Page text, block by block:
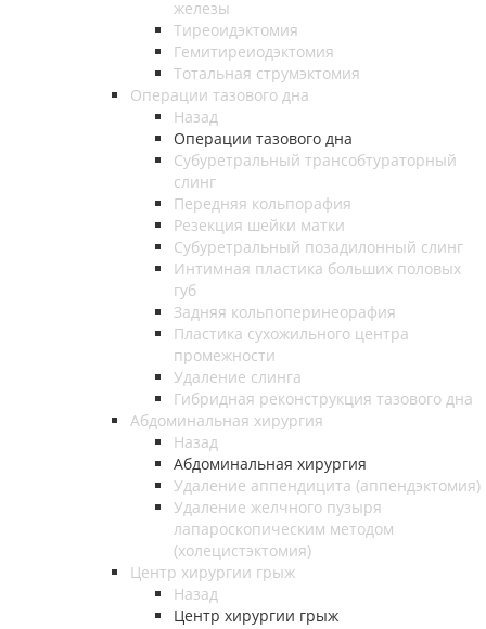
железы
Тиреоидэктомия
Гемитиреиодэктомия
Тотальная струмэктомия
Операции тазового дна
Назад
Операции тазового дна
Субуретральный трансобтураторный
слинг
Передняя кольпорафия
Резекция шейки матки
Субуретральный позадилонный слинг
Интимная пластика больших половых
губ
Задняя кольпоперинеорафия
Пластика сухожильного центра
промежности
Удаление слинга
Гибридная реконструкция тазового дна
Абдоминальная хирургия
Назад
Абдоминальная хирургия
Удаление аппендицита (аппендэктомия)
Удаление желчного пузыря
лапароскопическим методом
(холецистэктомия)
Центр хирургии грыж
Назад
Центр хирургии грыж